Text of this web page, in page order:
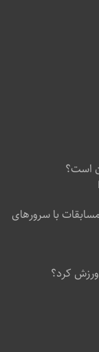
است؟
با سرورهای
کرد؟